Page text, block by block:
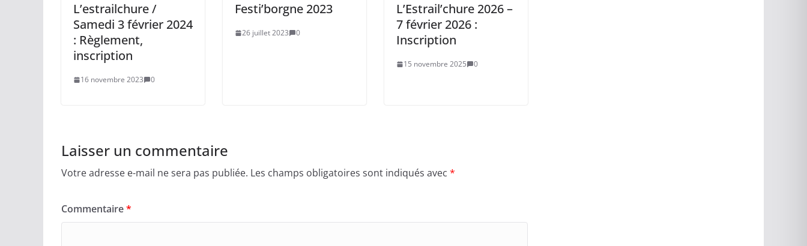
L’estrailchure /
Samedi 3 février 2024
: Règlement,
inscription
16 novembre 2023 0
Festi’borgne 2023
26 juillet 2023 0
L’Estrail’chure 2026 –
7 février 2026 :
Inscription
15 novembre 2025 0
Laisser un commentaire
Votre adresse e-mail ne sera pas publiée. Les champs obligatoires sont indiqués avec *
Commentaire*